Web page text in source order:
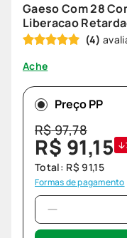
Gaeso Com 28
Liberacao
(4)
Ache
Preço PP
R$97,78
R$ 91,15
Total: R$ 91,15
Formas de pagamento